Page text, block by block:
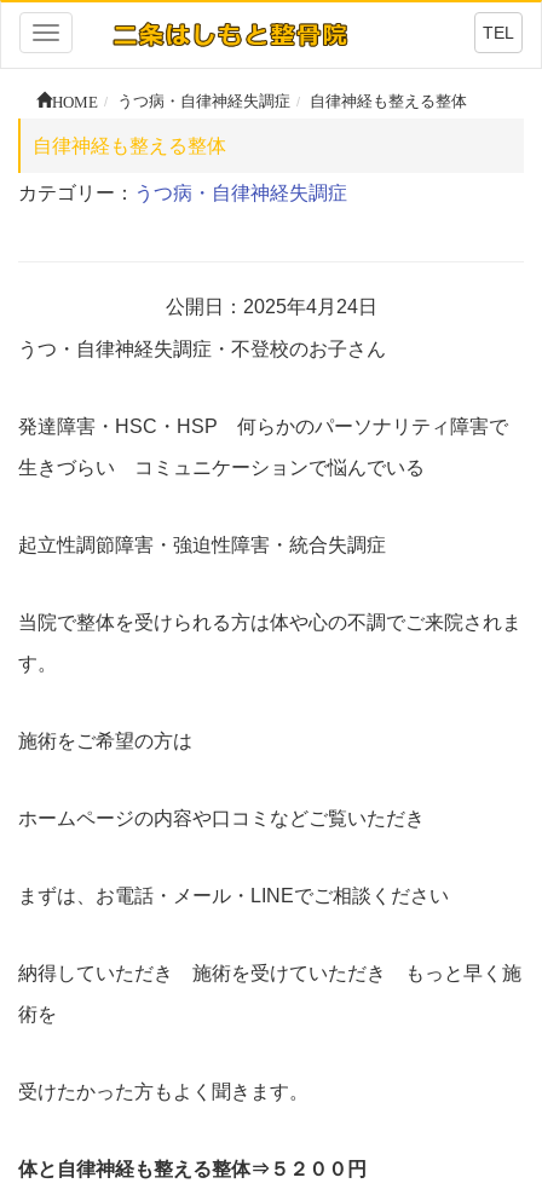
Toggle
navigation
TEL
HOME うつ病・自律神経失調症 自律神経も整える整体
自律神経も整える整体
カテゴリー： うつ病・自律神経失調症
公開日：2025年4月24日
うつ・自律神経失調症・不登校のお子さん
発達障害・HSC・HSP 何らかのパーソナリティ障害で
生きづらい コミュニケーションで悩んでいる
起立性調節障害・強迫性障害・統合失調症
当院で整体を受けられる方は体や心の不調でご来院されま
す。
施術をご希望の方は
ホームページの内容や口コミなどご覧いただき
まずは、お電話・メール・LINEでご相談ください
納得していただき 施術を受けていただき もっと早く施
術を
受けたかった方もよく聞きます。
体と自律神経も整える整体⇒５２００円